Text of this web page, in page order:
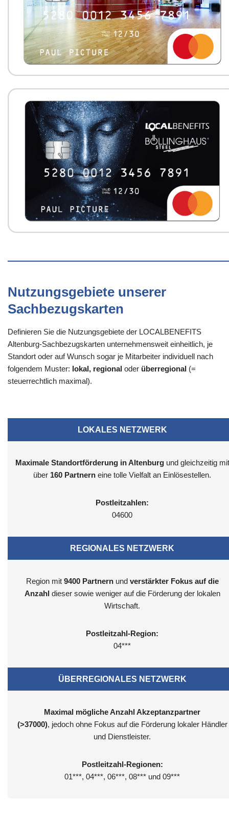
Nutzungsgebiete unserer
Sachbezugskarten
Definieren Sie die Nutzungsgebiete der LOCALBENEFITS
Altenburg-Sachbezugskarten unternehmensweit einheitlich, je
Standort oder auf Wunsch sogar je Mitarbeiter individuell nach
folgendem Muster: lokal, regional oder überregional (=
steuerrechtlich maximal).
LOKALES NETZWERK
Maximale Standortförderung in Altenburgund gleichzeitig mit
über 160 Partnern eine tolle Vielfalt an Einlösestellen.
Postleitzahlen:
04600
REGIONALES NETZWERK
Region mit 9400 Partnernund verstärkter Fokus auf die
Anzahl dieser sowie weniger auf die Förderung der lokalen
Wirtschaft.
Postleitzahl-Region:
04***
ÜBERREGIONALES NETZWERK
Maximal mögliche Anzahl Akzeptanzpartner
(>37000), jedoch ohne Fokus auf die Förderung lokaler Händler
und Dienstleister.
Postleitzahl-Regionen:
01***, 04***, 06***, 08*** und 09***